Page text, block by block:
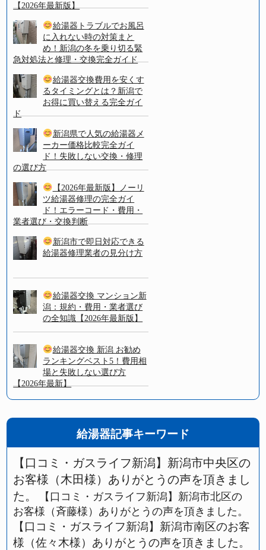
【2026年最新版】
給湯器トラブルでお風呂
に入れない時の対策まと
め！新潟の冬を乗り切る緊
急対処法と修理・交換完全ガイド
給湯器交換費用を安くす
るタイミングとは？新潟で
お得に買い替える完全ガイ
ド
新潟県で人気の給湯器メ
ーカー価格比較完全ガイ
ド！失敗しない交換・修理
の選び方
【2026年最新版】ノーリ
ツ給湯器修理の完全ガイ
ド！エラーコード・費用・
業者選び・交換判断
新潟市で即日対応できる
給湯器修理業者の見分け方
給湯器交換 マンション新
潟：規約・費用・業者選び
の全知識【2026年最新版】
給湯器交換 新潟 お勧め
ランキングベスト5！費用相
場と失敗しない選び方
【2026年最新】
給湯器記事キーワード
【口コミ・ガスライフ新潟】新潟市中央区の
お客様（木田様）ありがとうの声を頂きまし
た。
【口コミ・ガスライフ新潟】新潟市北区の
お客様（斉藤様）ありがとうの声を頂きました。
【口コミ・ガスライフ新潟】新潟市南区のお客
様（佐々木様）ありがとうの声を頂きました。